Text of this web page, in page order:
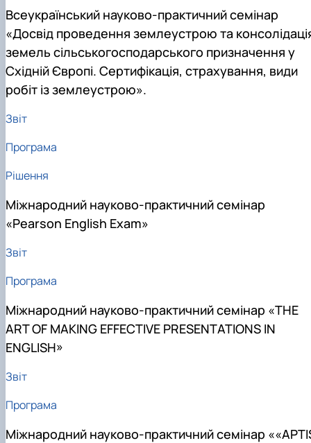
Всеукраїнський науково-практичний семінар
«Досвід проведення землеустрою та
земель сільськогосподарського призначення у
Східній Європі. Сертифікація, страхування, види
робіт із землеустрою».
Звіт
Програма
Рішення
Міжнародний науково-практичний семінар
«Pearson English Exam»
Звіт
Програма
Міжнародний науково-практичний семінар «THE
ART OF MAKING EFFECTIVE PRESENTATIONS IN
ENGLISH»
Звіт
Програма
Міжнародний науково-практичний семінар